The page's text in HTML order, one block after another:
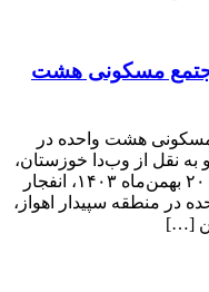
مجتمع مسکونی هشت
مسکونی هشت واحده در
به نقل از وب‌دا خوزستان،
ساعت ۷ و ۴۲ دقیقه بامداد امروز شنبه ۲۰ بهمن‌ماه ۱۴۰۳، انفجار
سوم یک مجتمع مسکونی ۸ واحده در منطقه سپیدار اهواز،
[…]